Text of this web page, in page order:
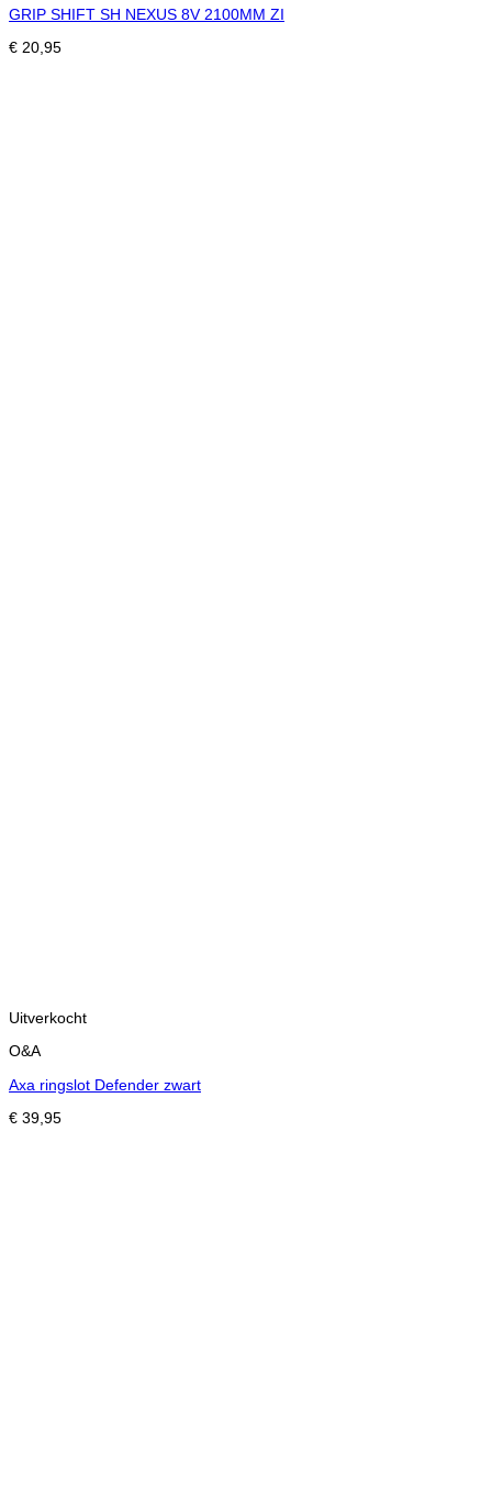
GRIP SHIFT SH NEXUS 8V 2100MM ZI
€ 20,95
Uitverkocht
O&A
Axa ringslot Defender zwart
€ 39,95